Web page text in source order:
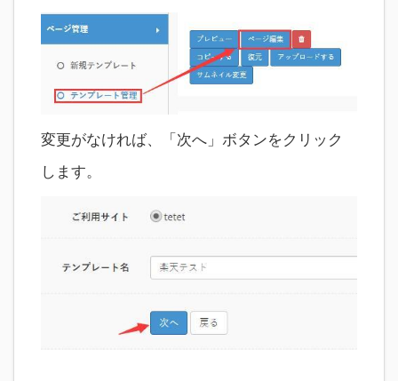
変更がなければ、「次へ」ボタンをクリック
します。